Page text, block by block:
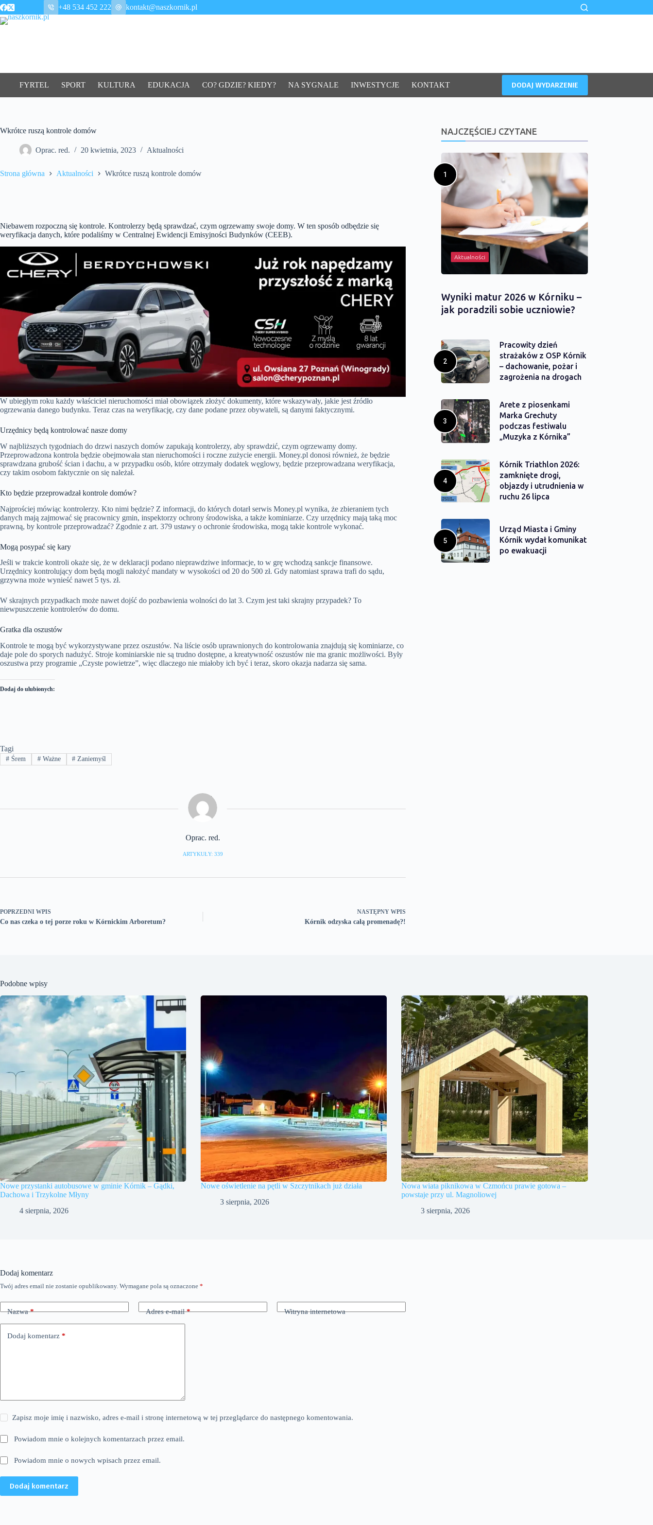
Przejdź
do
treści
+48 534 452 222 kontakt@naszkornik.pl
FYRTEL SPORT KULTURA EDUKACJA CO? GDZIE? KIEDY? NA SYGNALE INWESTYCJE KONTAKT DODAJ WYDARZENIE
Wkrótce ruszą kontrole domów
Oprac. red. 20 kwietnia, 2023 Aktualności
Strona główna Aktualności Wkrótce ruszą kontrole domów
Niebawem rozpoczną się kontrole. Kontrolerzy będą sprawdzać, czym ogrzewamy swoje domy. W ten sposób odbędzie się
weryfikacja danych, które podaliśmy w Centralnej Ewidencji Emisyjności Budynków (CEEB).
W ubiegłym roku każdy właściciel nieruchomości miał obowiązek złożyć dokumenty, które wskazywały, jakie jest źródło
ogrzewania danego budynku. Teraz czas na weryfikację, czy dane podane przez obywateli, są danymi faktycznymi.
Urzędnicy będą kontrolować nasze domy
W najbliższych tygodniach do drzwi naszych domów zapukają kontrolerzy, aby sprawdzić, czym ogrzewamy domy.
Przeprowadzona kontrola będzie obejmowała stan nieruchomości i roczne zużycie energii. Money.pl donosi również, że będzie
sprawdzana grubość ścian i dachu, a w przypadku osób, które otrzymały dodatek węglowy, będzie przeprowadzana weryfikacja,
czy takim osobom faktycznie on się należał.
Kto będzie przeprowadzał kontrole domów?
Najprościej mówiąc kontrolerzy. Kto nimi będzie? Z informacji, do których dotarł serwis Money.pl wynika, że zbieraniem tych
danych mają zajmować się pracownicy gmin, inspektorzy ochrony środowiska, a także kominiarze. Czy urzędnicy mają taką moc
prawną, by kontrole przeprowadzać? Zgodnie z art. 379 ustawy o ochronie środowiska, mogą takie kontrole wykonać.
Mogą posypać się kary
Jeśli w trakcie kontroli okaże się, że w deklaracji podano nieprawdziwe informacje, to w grę wchodzą sankcje finansowe.
Urzędnicy kontrolujący dom będą mogli nałożyć mandaty w wysokości od 20 do 500 zł. Gdy natomiast sprawa trafi do sądu,
grzywna może wynieść nawet 5 tys. zł.
W skrajnych przypadkach może nawet dojść do pozbawienia wolności do lat 3. Czym jest taki skrajny przypadek? To
niewpuszczenie kontrolerów do domu.
Gratka dla oszustów
Kontrole te mogą być wykorzystywane przez oszustów. Na liście osób uprawnionych do kontrolowania znajdują się kominiarze, co
daje pole do sporych nadużyć. Stroje kominiarskie nie są trudno dostępne, a kreatywność oszustów nie ma granic możliwości. Były
oszustwa przy programie „Czyste powietrze”, więc dlaczego nie miałoby ich być i teraz, skoro okazja nadarza się sama.
Dodaj do ulubionych:
Tagi
#Śrem #Ważne # Zaniemyśl
Oprac. red.
ARTYKUŁY: 339
POPRZEDNI WPIS
Co nas czeka o tej porze roku w Kórnickim Arboretum?
NASTĘPNY WPIS
Kórnik odzyska całą promenadę?!
NAJCZĘŚCIEJ CZYTANE
Aktualności
Wyniki matur 2026 w Kórniku –
jak poradzili sobie uczniowie?
Pracowity dzień
strażaków z OSP Kórnik
– dachowanie, pożar i
zagrożenia na drogach
Arete z piosenkami
Marka Grechuty
podczas festiwalu
„Muzyka z Kórnika”
Kórnik Triathlon 2026:
zamknięte drogi,
objazdy i utrudnienia w
ruchu 26 lipca
Urząd Miasta i Gminy
Kórnik wydał komunikat
po ewakuacji
Podobne wpisy
Nowe przystanki autobusowe w gminie Kórnik – Gądki,
Dachowa i Trzykolne Młyny
4 sierpnia, 2026
Nowe oświetlenie na pętli w Szczytnikach już działa
3 sierpnia, 2026
Nowa wiata piknikowa w Czmońcu prawie gotowa –
powstaje przy ul. Magnoliowej
3 sierpnia, 2026
Dodaj komentarz
Twój adres email nie zostanie opublikowany. Wymagane pola są oznaczone *
Nazwa* Adres e-mail* Witryna internetowa
Dodaj komentarz *
Zapisz moje imię i nazwisko, adres e-mail i stronę internetową w tej przeglądarce do następnego komentowania.
Powiadom mnie o kolejnych komentarzach przez email.
Powiadom mnie o nowych wpisach przez email.
Dodaj komentarz